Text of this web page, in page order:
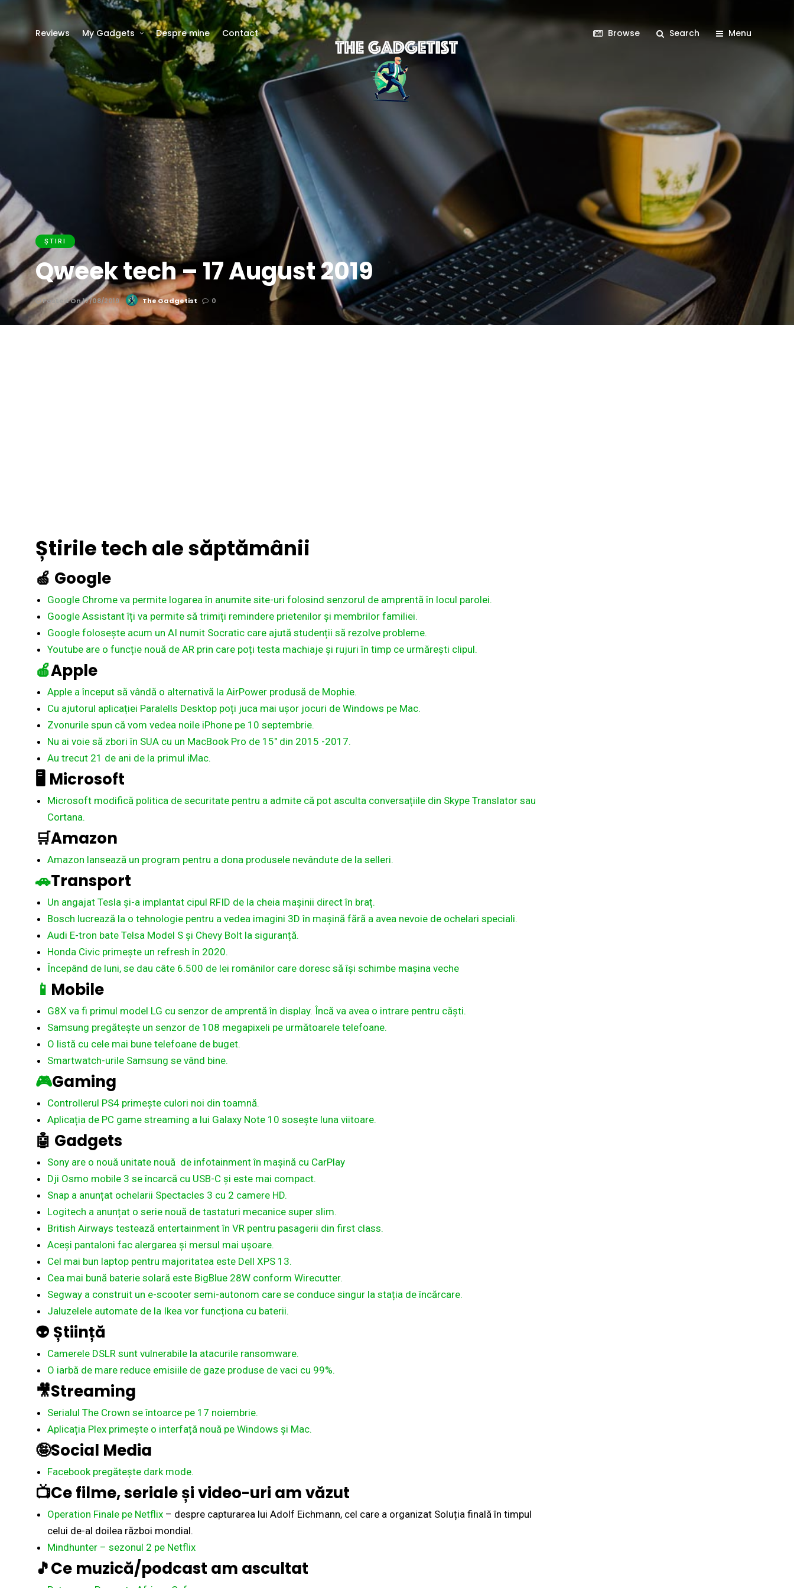
Reviews My Gadgets Despre mine Contact Browse Search Menu
ȘTIRI
Qweek tech – 17 August 2019
Posted On 17/08/2019 The Gadgetist 0
Știriletech alesăptămânii
🍏 Google
Google Chrome va permite logarea în anumite site-uri folosind senzorul de amprentă în locul parolei.
Google Assistant îți va permite să trimiți remindere prietenilor și membrilor familiei.
Google folosește acum un AI numit Socratic care ajută studenții să rezolve probleme.
Youtube are o funcție nouă de AR prin care poți testa machiaje și rujuri în timp ce urmărești clipul.
🍎Apple
Apple a început să vândă o alternativă la AirPower produsă de Mophie.
Cu ajutorul aplicației Paralells Desktop poți juca mai ușor jocuri de Windows pe Mac.
Zvonurile spun că vom vedea noile iPhone pe 10 septembrie.
Nu ai voie să zbori în SUA cu un MacBook Pro de 15″ din 2015 -2017.
Au trecut 21 de ani de la primul iMac.
🖥️ Microsoft
Microsoft modifică politica de securitate pentru a admite că pot asculta conversațiile din Skype Translator sau
Cortana.
🛒Amazon
Amazon lansează un program pentru a dona produsele nevândute de la selleri.
🚗Transport
Un angajat Tesla și-a implantat cipul RFID de la cheia mașinii direct în braț.
Bosch lucrează la o tehnologie pentru a vedea imagini 3D în mașină fără a avea nevoie de ochelari speciali.
Audi E-tron bate Telsa Model S și Chevy Bolt la siguranță.
Honda Civic primește un refresh în 2020.
Începând de luni, se dau câte 6.500 de lei românilor care doresc să îşi schimbe maşina veche
📱 Mobile
G8X va fi primul model LG cu senzor de amprentă în display. Încă va avea o intrare pentru căști.
Samsung pregătește un senzor de 108 megapixeli pe următoarele telefoane.
O listă cu cele mai bune telefoane de buget.
Smartwatch-urile Samsung se vând bine.
🎮Gaming
Controllerul PS4 primește culori noi din toamnă.
Aplicația de PC game streaming a lui Galaxy Note 10 sosește luna viitoare.
🤖 Gadgets
Sony are o nouă unitate nouă de infotainment în mașină cu CarPlay
Dji Osmo mobile 3 se încarcă cu USB-C și este mai compact.
Snap a anunțat ochelarii Spectacles 3 cu 2 camere HD.
Logitech a anunțat o serie nouă de tastaturi mecanice super slim.
British Airways testează entertainment în VR pentru pasagerii din first class.
Aceși pantaloni fac alergarea și mersul mai ușoare.
Cel mai bun laptop pentru majoritatea este Dell XPS 13.
Cea mai bună baterie solară este BigBlue 28W conform Wirecutter.
Segway a construit un e-scooter semi-autonom care se conduce singur la stația de încărcare.
Jaluzelele automate de la Ikea vor funcționa cu baterii.
👽 Știință
Camerele DSLR sunt vulnerabile la atacurile ransomware.
O iarbă de mare reduce emisiile de gaze produse de vaci cu 99%.
🎥Streaming
Serialul The Crown se întoarce pe 17 noiembrie.
Aplicația Plex primește o interfață nouă pe Windows și Mac.
🤪Social Media
Facebook pregătește dark mode.
📺Ce filme, seriale și video-uri am văzut
Operation Finale pe Netflix – despre capturarea lui Adolf Eichmann, cel care a organizat Soluția finală în timpul
celui de-al doilea război mondial.
Mindhunter – sezonul 2 pe Netflix
🎵Ce muzică/podcast am ascultat